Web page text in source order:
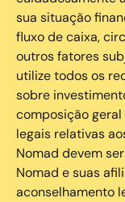
sua situação
fluxo de caixa,
outros fatores
utilize todos os
sobre
composição
legais relativas
Nomad devem
Nomad e suas
aconselhamento